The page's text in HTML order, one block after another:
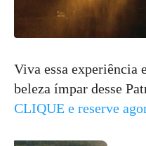
Viva essa experiência
beleza ímpar desse
CLIQUE e reserve